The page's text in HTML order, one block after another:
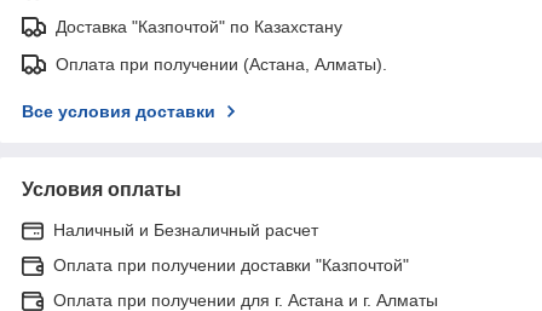
Доставка "Казпочтой" по Казахстану
Оплата при получении (Астана, Алматы).
Все условия доставки
Условия оплаты
Наличный и Безналичный расчет
Оплата при получении доставки "Казпочтой"
Оплата при получении для г. Астана и г. Алматы